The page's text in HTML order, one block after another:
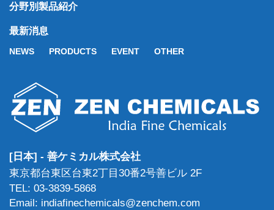
分野別製品紹介
最新消息
NEWS PRODUCTS EVENT OTHER
[日本] - 善ケミカル株式会社
東京都台東区台東2丁目30番2号善ビル 2F
TEL: 03-3839-5868
Email: indiafinechemicals@zenchem.com